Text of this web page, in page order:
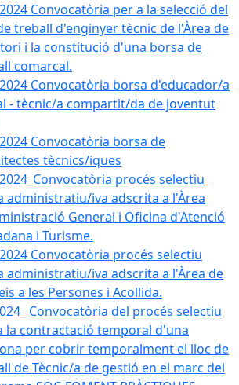
Convocatòria per a la selecció del
treball d'enginyer tècnic de l'Àrea de
i la constitució d'una borsa de
comarcal.
Convocatòria borsa d'educador/a
- tècnic/a compartit/da de joventut
Convocatòria borsa de
tècnics/iques
procés selectiu
administratiu/iva adscrita a l'Àrea
General i Oficina d'Atenció
i Turisme.
Convocatòria procés selectiu
administratiu/iva adscrita a l'Àrea de
a les Persones i Acollida.
Convocatòria del procés selectiu
la contractació temporal d'una
per cobrir temporalment el lloc de
de Tècnic/a de gestió en el marc del